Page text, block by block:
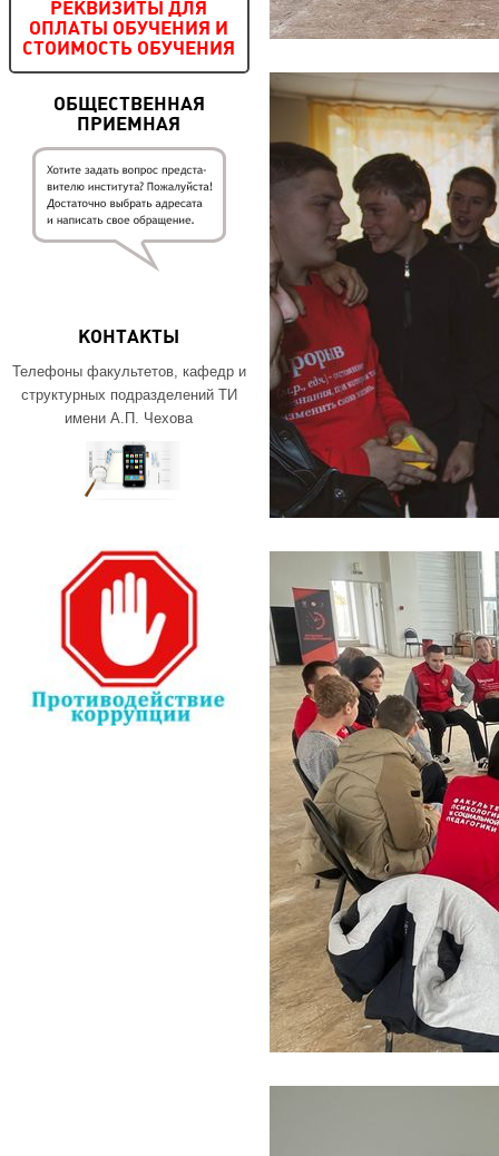
РЕКВИЗИТЫ ДЛЯ
ОПЛАТЫ ОБУЧЕНИЯ И
СТОИМОСТЬ ОБУЧЕНИЯ
ОБЩЕСТВЕННАЯ
ПРИЕМНАЯ
КОНТАКТЫ
Телефоны факультетов, кафедр и
структурных подразделений ТИ
имени А.П. Чехова